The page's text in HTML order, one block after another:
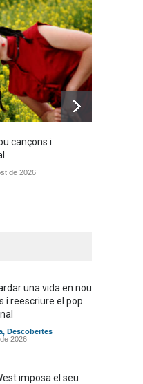
cançons i
de 2026
una vida en nou
i reescriure el pop
, Descobertes
2026
imposa el seu